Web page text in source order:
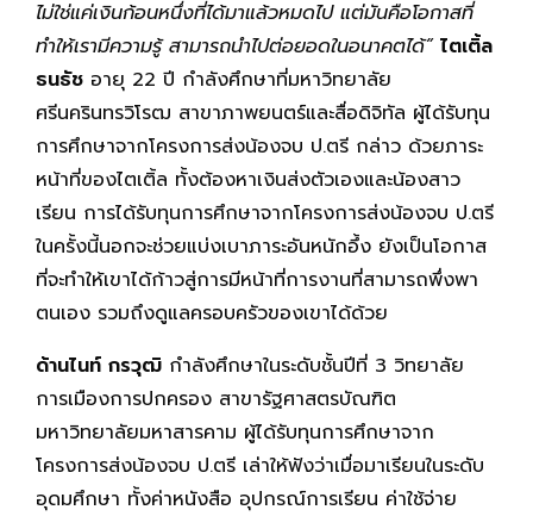
ไม่ใช่แค่เงินก้อนหนึ่งที่ได้มาแล้วหมดไป แต่มันคือโอกาสที่
ทำให้เรามีความรู้ สามารถนำไปต่อยอดในอนาคตได้” ไตเติ้ล
ธนธัช อายุ 22 ปี กำลังศึกษาที่มหาวิทยาลัย
ศรีนครินทรวิโรฒ สาขาภาพยนตร์และสื่อดิจิทัล ผู้ได้รับทุน
การศึกษาจากโครงการส่งน้องจบ ป.ตรี กล่าว ด้วยภาระ
หน้าที่ของไตเติ้ล ทั้งต้องหาเงินส่งตัวเองและน้องสาว
เรียน การได้รับทุนการศึกษาจากโครงการส่งน้องจบ ป.ตรี
ในครั้งนี้นอกจะช่วยแบ่งเบาภาระอันหนักอึ้ง ยังเป็นโอกาส
ที่จะทำให้เขาได้ก้าวสู่การมีหน้าที่การงานที่สามารถพึ่งพา
ตนเอง รวมถึงดูแลครอบครัวของเขาได้ด้วย
ด้านไนท์ กรวุฒิ กำลังศึกษาในระดับชั้นปีที่ 3 วิทยาลัย
การเมืองการปกครอง สาขารัฐศาสตรบัณฑิต
มหาวิทยาลัยมหาสารคาม ผู้ได้รับทุนการศึกษาจาก
โครงการส่งน้องจบ ป.ตรี เล่าให้ฟังว่าเมื่อมาเรียนในระดับ
อุดมศึกษา ทั้งค่าหนังสือ อุปกรณ์การเรียน ค่าใช้จ่าย